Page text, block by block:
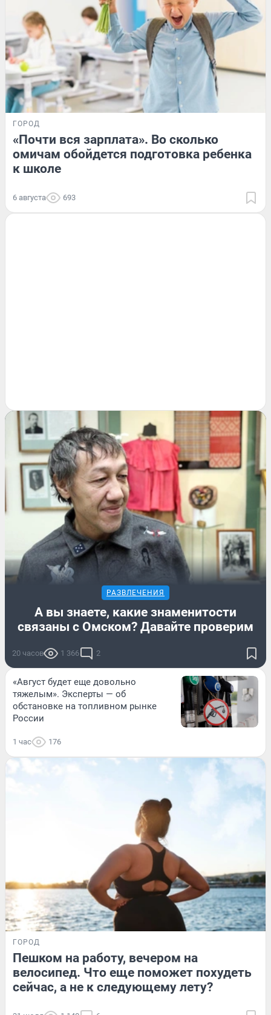
ГОРОД
«Почти вся зарплата». Во сколько
омичам обойдется подготовка ребенка
к школе
6 августа 693
РАЗВЛЕЧЕНИЯ
А вы знаете, какие знаменитости
связаны с Омском? Давайте проверим
20 часов 1 366 2
«Август будет еще довольно
тяжелым». Эксперты — об
обстановке на топливном рынке
России
1 час 176
ГОРОД
Пешком на работу, вечером на
велосипед. Что еще поможет похудеть
сейчас, а не к следующему лету?